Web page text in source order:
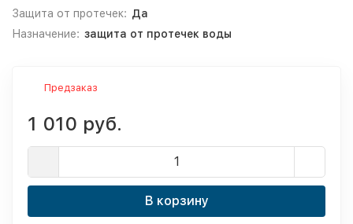
Защита от протечек: Да
Назначение: защита от протечек воды
Предзаказ
1 010 руб.
В корзину